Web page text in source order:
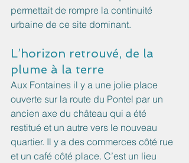
permettait de rompre la continuité
urbaine de ce site dominant.
L’horizon retrouvé, de la
plume à la terre
Aux Fontaines il y a une jolie place
ouverte sur la route du Pontel par un
ancien axe du château qui a été
restitué et un autre vers le nouveau
quartier. Il y a des commerces côté rue
et un café côté place. C’est un lieu